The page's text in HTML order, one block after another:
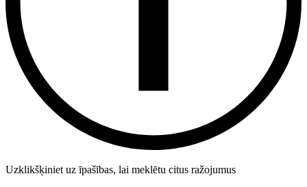
Uzklikšķiniet uz īpašības, lai meklētu citus ražojumus